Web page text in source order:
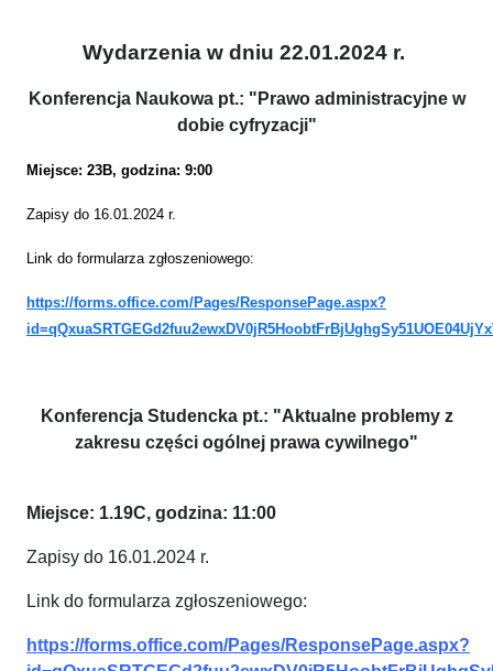
Wydarzenia w dniu 22.01.2024 r.
Konferencja Naukowa pt.: "Prawo administracyjne w
dobie cyfryzacji"
Miejsce: 23B, godzina: 9:00
Zapisy do 16.01.2024 r.
Link do formularza zgłoszeniowego:
https://forms.office.com/Pages/ResponsePage.aspx?
Konferencja Studencka pt.: "Aktualne problemy z
zakresu części ogólnej prawa cywilnego"
Miejsce: 1.19C, godzina: 11:00
Zapisy do 16.01.2024 r.
Link do formularza zgłoszeniowego:
https://forms.office.com/Pages/ResponsePage.aspx?